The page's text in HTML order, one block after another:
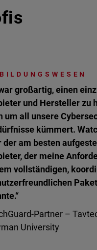
BILDUNGSWESEN
großartig, einen
und Hersteller zu
um all unsere
kümmert.
der am besten
der meine
vollständigen,
Partner –
University